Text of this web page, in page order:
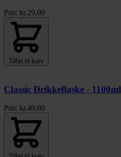
Pris: kr.29,00
Tilføj til kurv
Classic Drikkeflaske - 1100ml
Pris: kr.49,00